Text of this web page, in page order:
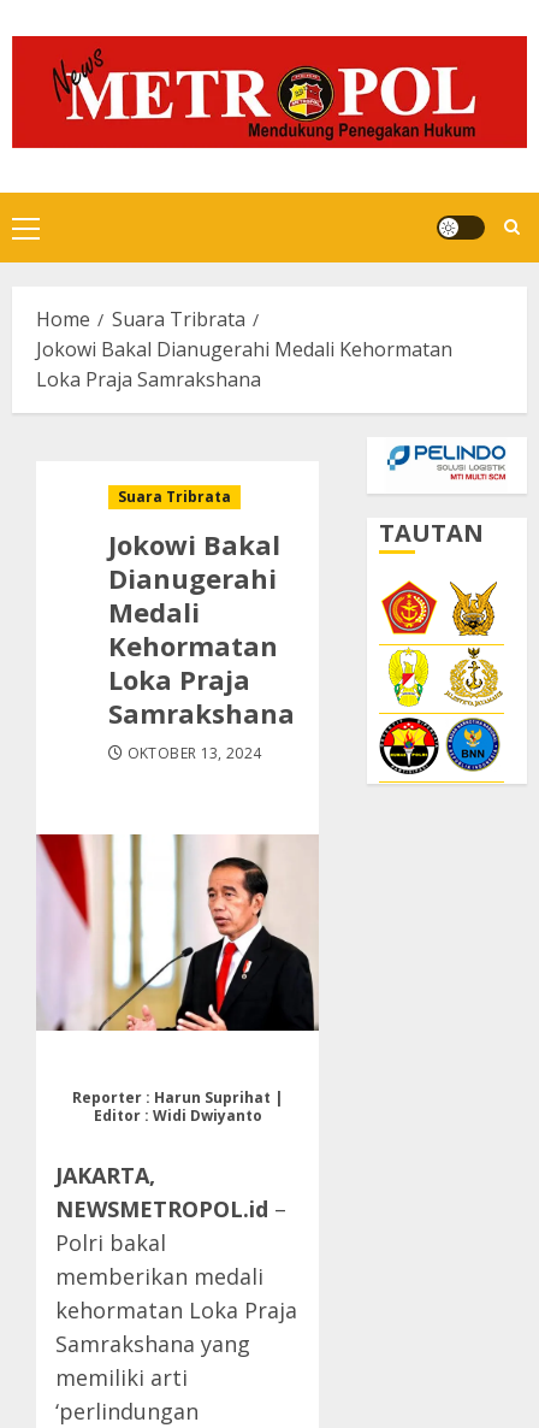
to
content
Primary
Menu
Home
Suara Tribrata
Jokowi Bakal Dianugerahi Medali Kehormatan
Loka Praja Samrakshana
Suara Tribrata
Jokowi Bakal
Dianugerahi
Medali
Kehormatan
Loka Praja
Samrakshana
OKTOBER 13, 2024
Reporter : Harun Suprihat |
Editor : Widi Dwiyanto
JAKARTA,
NEWSMETROPOL.id –
Polri bakal
memberikan medali
kehormatan Loka Praja
Samrakshana yang
memiliki arti
‘perlindungan
TAUTAN